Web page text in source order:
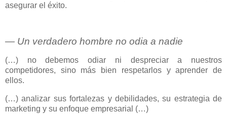
asegurar el éxito.
― Un verdadero hombre no odia a nadie
(…) no debemos odiar ni despreciar a nuestros
competidores, sino más bien respetarlos y aprender de
ellos.
(…) analizar sus fortalezas y debilidades, su estrategia de
marketing y su enfoque empresarial (…)